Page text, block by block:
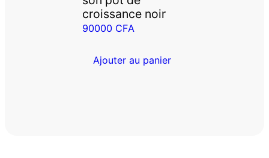
croissance noir
90000 CFA
Ajouter au panier